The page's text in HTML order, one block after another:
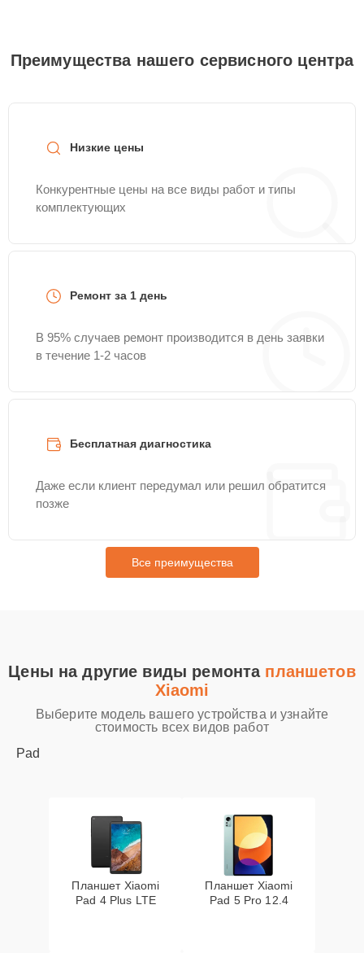
Преимущества нашего сервисного центра
Низкие цены
Конкурентные цены на все виды работ и типы
комплектующих
Ремонт за 1 день
В 95% случаев ремонт производится в день заявки
в течение 1-2 часов
Бесплатная диагностика
Даже если клиент передумал или решил обратится
позже
Все преимущества
Цены на другие виды ремонта планшетов
Xiaomi
Выберите модель вашего устройства и узнайте
стоимость всех видов работ
Pad
Планшет Xiaomi
Pad 4 Plus LTE
Планшет Xiaomi
Pad 5 Pro 12.4